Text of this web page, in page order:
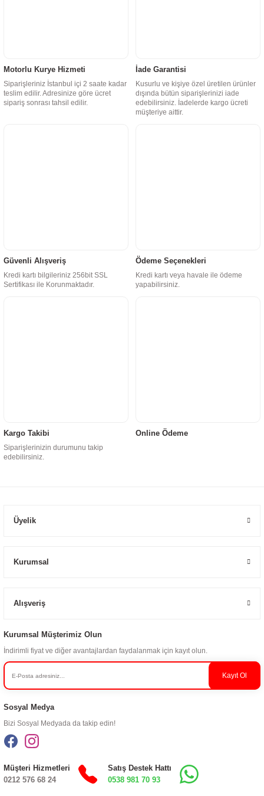
Motorlu Kurye Hizmeti
Siparişleriniz İstanbul içi 2 saate kadar
teslim edilir. Adresinize göre ücret
sipariş sonrası tahsil edilir.
İade Garantisi
Kusurlu ve kişiye özel üretilen ürünler
dışında bütün siparişlerinizi iade
edebilirsiniz. İadelerde kargo ücreti
müşteriye aittir.
Güvenli Alışveriş
Kredi kartı bilgileriniz 256bit SSL
Sertifikası ile Korunmaktadır.
Ödeme Seçenekleri
Kredi kartı veya havale ile ödeme
yapabilirsiniz.
Kargo Takibi
Siparişlerinizin durumunu takip
edebilirsiniz.
Online Ödeme
Üyelik
Kurumsal
Alışveriş
Kurumsal Müşterimiz Olun
İndirimli fiyat ve diğer avantajlardan faydalanmak için kayıt olun.
Kayıt Ol
Sosyal Medya
Bizi Sosyal Medyada da takip edin!
Müşteri Hizmetleri
0212 576 68 24
Satış Destek Hattı
0538 981 70 93